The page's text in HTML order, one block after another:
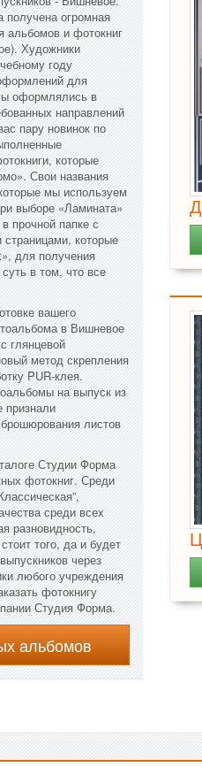
огромная
альбомов и фотокниг
Художники
году
для
оформлялись в
направлений
пару новинок по
которые
Свои названия
мы используем
выборе «Ламината»
прочной папке с
которые
для получения
в том, что все
вашего
в Вишневое
глянцевой
метод скрепления
PUR-клея.
на выпуск из
признали
листов
Студии Форма
фотокниг. Среди
среди всех
разновидность,
того, да и будет
через
любого учреждения
фотокнигу
Студия Форма.
альбомов